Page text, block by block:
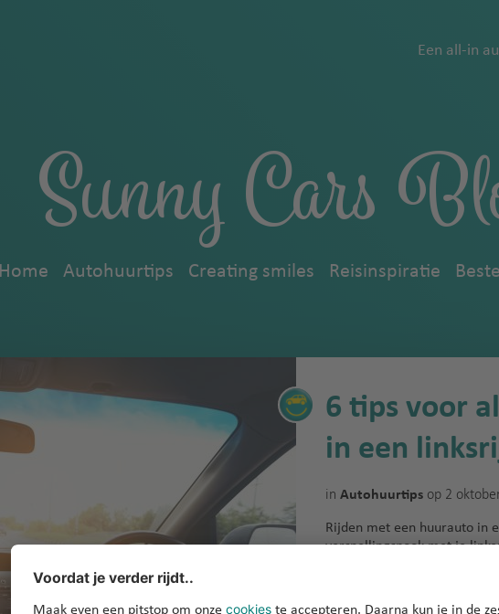
Een all-in
Sunny Cars
Home Autohuurtips Creating smiles Reisinspiratie
6 tips voor
in een
in Autohuurtips op 2
Rijden met een huurauto in
versnellingspook met je
van de weg en dan nog de
te rijden... Met deze 6 tips